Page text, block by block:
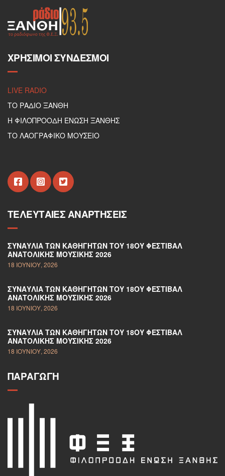
ΧΡΉΣΙΜΟΙ ΣΎΝΔΕΣΜΟΙ
LIVE RADIO
ΤΟ ΡΑΔΙΟ ΞΑΝΘΗ
Η ΦΙΛΟΠΡΟΟΔΗ ΕΝΩΣΗ ΞΑΝΘΗΣ
ΤΟ ΛΑΟΓΡΑΦΙΚΟ ΜΟΥΣΕΙΟ
ΤΕΛΕΥΤΑΊΕΣ ΑΝΑΡΤΉΣΕΙΣ
ΣΥΝΑΥΛΊΑ ΤΩΝ ΚΑΘΗΓΗΤΏΝ ΤΟΥ 18ΟΥ ΦΕΣΤΙΒΆΛ
ΑΝΑΤΟΛΙΚΉΣ ΜΟΥΣΙΚΉΣ 2026
18 ΙΟΥΝΊΟΥ, 2026
ΣΥΝΑΥΛΊΑ ΤΩΝ ΚΑΘΗΓΗΤΏΝ ΤΟΥ 18ΟΥ ΦΕΣΤΙΒΆΛ
ΑΝΑΤΟΛΙΚΉΣ ΜΟΥΣΙΚΉΣ 2026
18 ΙΟΥΝΊΟΥ, 2026
ΣΥΝΑΥΛΊΑ ΤΩΝ ΚΑΘΗΓΗΤΏΝ ΤΟΥ 18ΟΥ ΦΕΣΤΙΒΆΛ
ΑΝΑΤΟΛΙΚΉΣ ΜΟΥΣΙΚΉΣ 2026
18 ΙΟΥΝΊΟΥ, 2026
ΠΑΡΑΓΩΓΉ